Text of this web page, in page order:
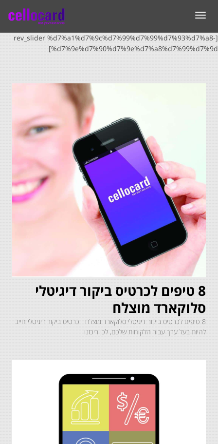
תפריט
[rev_slider %d7%a1%d7%9c%d7%99%d7%99%d7%93%d7%a8-
%d7%9e%d7%90%d7%9e%d7%a8%d7%99%d7%9d]
8 טיפים לכרטיס ביקור דיגיטלי
סלוקארד מוצלח
8 טיפים לכרטיס ביקור דיגיטלי סלוקארד מוצלח כרטיס ביקור דיגיטלי חייב
להיות בעל ערך עבור הלקוחות שלכם, לכן ריכזנו